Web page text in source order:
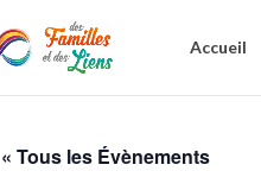
Accueil
« Tous les Évènements